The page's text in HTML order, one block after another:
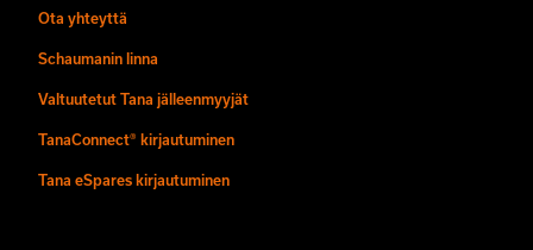
Ota yhteyttä
Schaumanin linna
Valtuutetut Tana jälleenmyyjät
TanaConnect® kirjautuminen
Tana eSpares kirjautuminen